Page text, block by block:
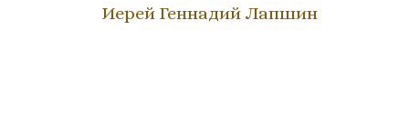
Иерей Геннадий Лапшин